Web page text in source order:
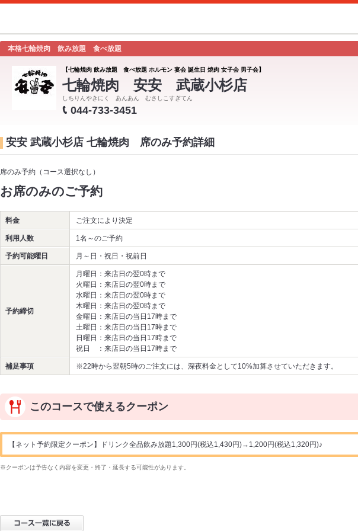
本格七輪焼肉 飲み放題 食べ放題
【七輪焼肉 飲み放題 食べ放題 ホルモン 宴会 誕生日 焼肉 女子会 男子会】
七輪焼肉 安安 武蔵小杉店
しちりんやきにく あんあん むさしこすぎてん
044-733-3451
安安 武蔵小杉店 七輪焼肉 席のみ予約詳細
席のみ予約（コース選択なし）
お席のみのご予約
料金 ご注文により決定
利用人数 1名～のご予約
予約可能曜日 月～日・祝日・祝前日
予約締切
月曜日：来店日の翌0時まで
火曜日：来店日の翌0時まで
水曜日：来店日の翌0時まで
木曜日：来店日の翌0時まで
金曜日：来店日の当日17時まで
土曜日：来店日の当日17時まで
日曜日：来店日の当日17時まで
祝日 ：来店日の当日17時まで
補足事項 ※22時から翌朝5時のご注文には、深夜料金として10%加算させていただきます。
このコースで使えるクーポン
【ネット予約限定クーポン】ドリンク全品飲み放題1,300円(税込1,430円)→1,200円(税込1,320円)♪
※クーポンは予告なく内容を変更・終了・延長する可能性があります。